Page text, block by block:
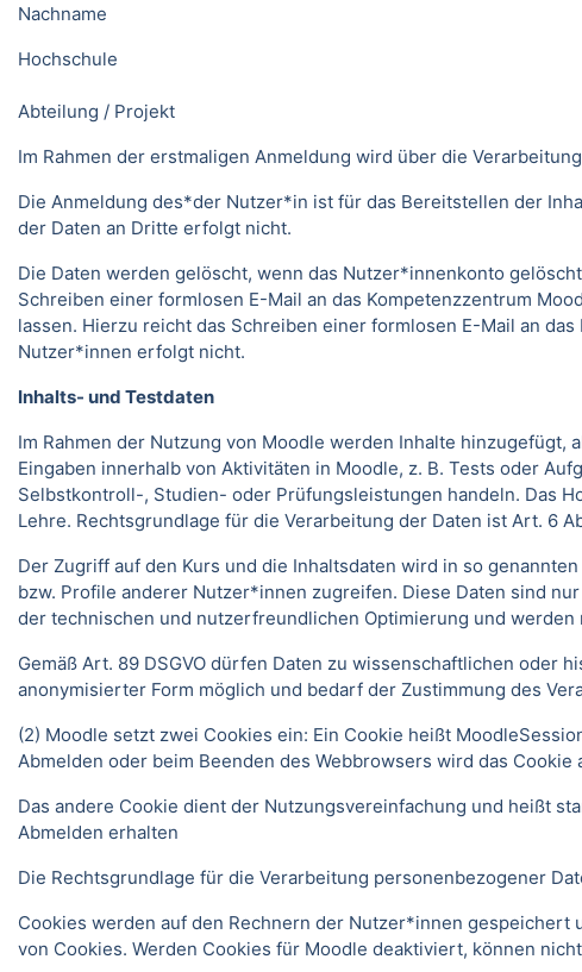
Nachname
Hochschule
Abteilung / Projekt
Im Rahmen der erstmaligen Anmeldung wird über die
Die Anmeldung des*der Nutzer*in ist für das Bereitstellen der
der Daten an Dritte erfolgt nicht.
Die Daten werden gelöscht, wenn das Nutzer*innenkonto
Schreiben einer formlosen E-Mail an das Kompetenzzentrum
lassen. Hierzu reicht das Schreiben einer formlosen E-Mail an
Nutzer*innen erfolgt nicht.
Inhalts- und Testdaten
Im Rahmen der Nutzung von Moodle werden Inhalte
Eingaben innerhalb von Aktivitäten in Moodle, z. B. Tests oder
Selbstkontroll-, Studien- oder Prüfungsleistungen handeln. Das
Lehre. Rechtsgrundlage für die Verarbeitung der Daten ist Art. 6
Der Zugriff auf den Kurs und die Inhaltsdaten wird in so
bzw. Profile anderer Nutzer*innen zugreifen. Diese Daten sind
der technischen und nutzerfreundlichen Optimierung und
Gemäß Art. 89 DSGVO dürfen Daten zu wissenschaftlichen oder
anonymisierter Form möglich und bedarf der Zustimmung des
(2) Moodle setzt zwei Cookies ein: Ein Cookie heißt
Abmelden oder beim Beenden des Webbrowsers wird das Cookie
Das andere Cookie dient der Nutzungsvereinfachung und heißt
Abmelden erhalten
Die Rechtsgrundlage für die Verarbeitung personenbezogener
Cookies werden auf den Rechnern der Nutzer*innen
von Cookies. Werden Cookies für Moodle deaktiviert, können